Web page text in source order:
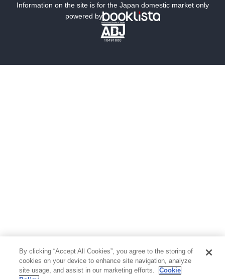
ミステリー SF
文学
芸術・アート 映画・音楽・演劇
写真集 教養
Information on the site is for the Japan domestic market only
powered by
By clicking “Accept All Cookies”, you agree to the storing of
cookies on your device to enhance site navigation, analyze
site usage, and assist in our marketing efforts.
Cookie